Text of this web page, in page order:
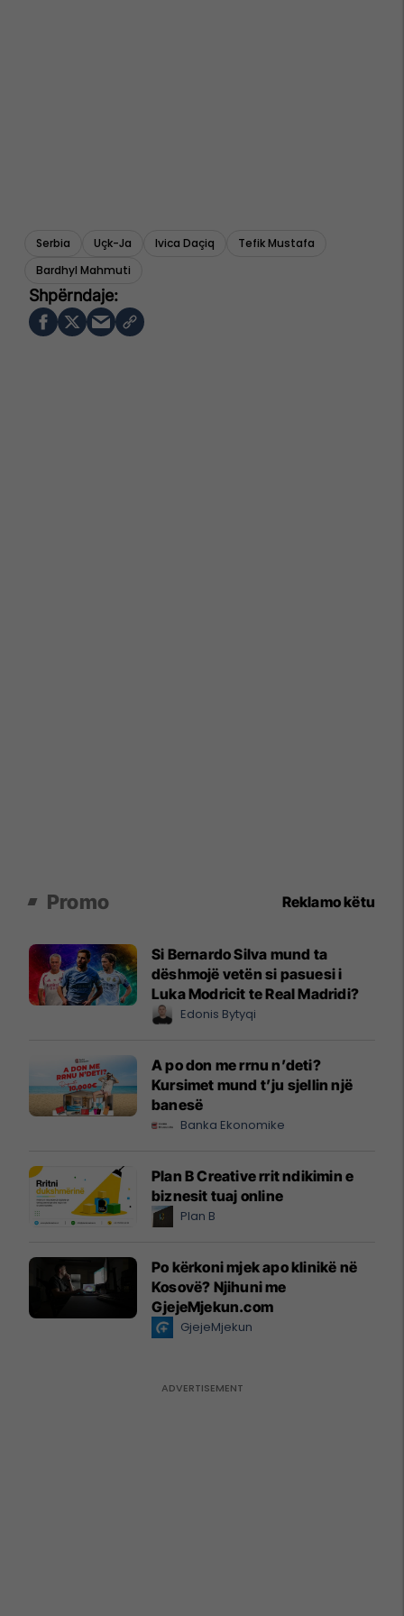
Serbia Uçk-Ja Ivica Daçiq
Tefik Mustafa
Bardhyl Mahmuti
Promo Reklamo këtu
Si Bernardo Silva mund ta
dëshmojë vetën si pasuesi i
Luka Modricit te Real Madridi?
Edonis Bytyqi
A po don me rrnu n’deti?
Kursimet mund t’ju sjellin një
banesë
Banka Ekonomike
Plan B Creative rrit ndikimin e
biznesit tuaj online
Plan B
Po kërkoni mjek apo klinikë në
Kosovë? Njihuni me
GjejeMjekun.com
GjejeMjekun